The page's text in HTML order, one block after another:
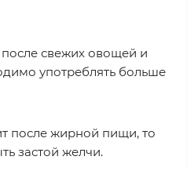
после свежих овощей и
употреблять больше
после жирной пищи, то
застой желчи.